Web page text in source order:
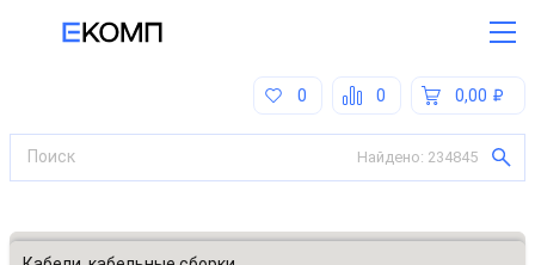
0,00
0
0
Найдено: 234845
Все категории